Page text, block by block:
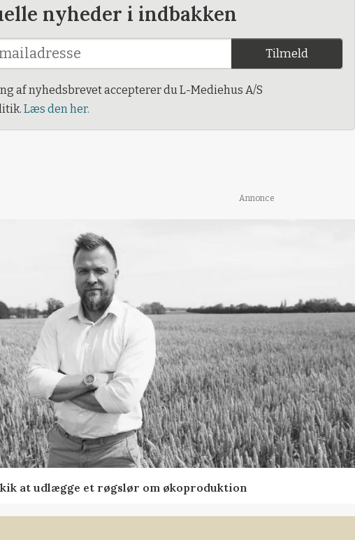
nyheder i indbakken
Tilmeld
af nyhedsbrevet accepterer du L-Mediehus A/S
Læs den her.
Annonce
at udlægge et røgslør om økoproduktion